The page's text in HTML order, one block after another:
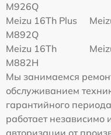
M926Q
Meizu 16Th Plus
M892Q
Meizu 16Th
M882H
Мы занимаемся
обслуживанием
гарантийного
работает